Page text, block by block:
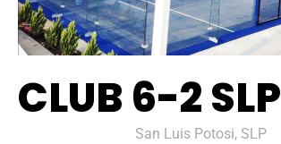
CLUB 6-2 SLP
San Luis Potosi, SLP